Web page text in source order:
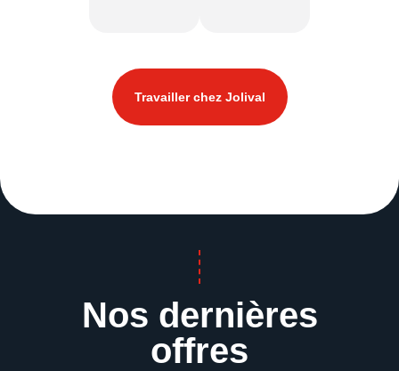
Travailler chez Jolival
Nos dernières
offres